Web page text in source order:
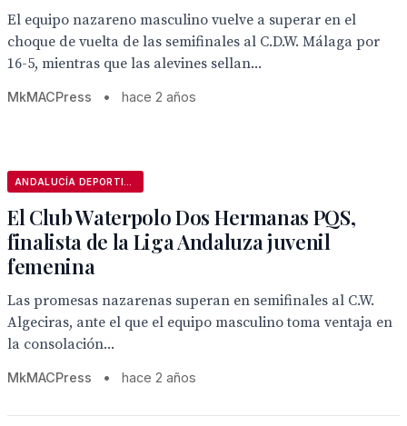
El equipo nazareno masculino vuelve a superar en el
choque de vuelta de las semifinales al C.D.W. Málaga por
16-5, mientras que las alevines sellan...
MkMACPress • hace 2 años
El Club Waterpolo Dos Hermanas PQS,
finalista de la Liga Andaluza juvenil
femenina
Las promesas nazarenas superan en semifinales al C.W.
Algeciras, ante el que el equipo masculino toma ventaja en
la consolación...
MkMACPress • hace 2 años